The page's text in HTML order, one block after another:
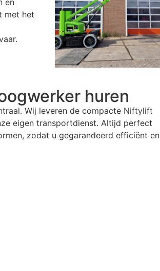
en
met het
huren
Wij leveren de compacte Niftylift
eigen transportdienst. Altijd perfect
zodat u gegarandeerd efficiënt en